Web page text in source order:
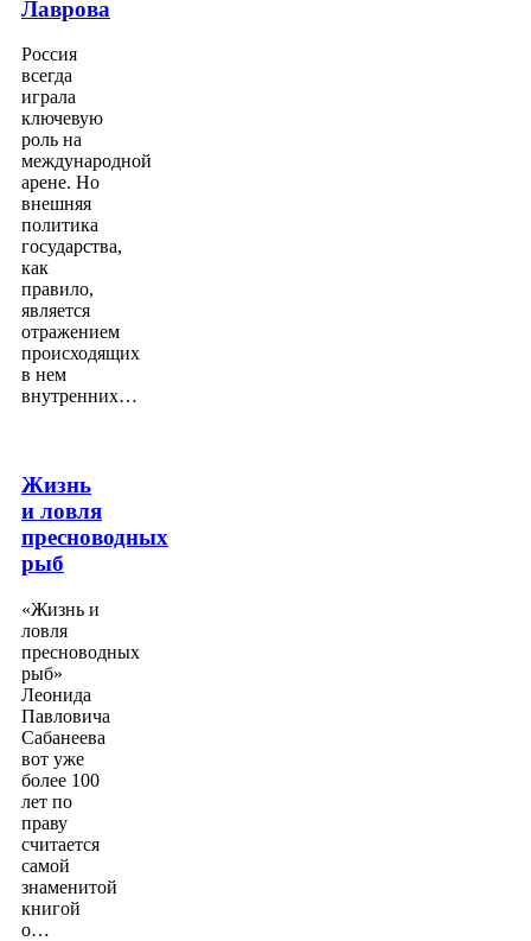
Лаврова
Россия
всегда
играла
ключевую
роль на
международной
арене. Но
внешняя
политика
государства,
как
правило,
является
отражением
происходящих
в нем
внутренних…
Жизнь
и ловля
пресноводных
рыб
«Жизнь и
ловля
пресноводных
рыб»
Леонида
Павловича
Сабанеева
вот уже
более 100
лет по
праву
считается
самой
знаменитой
книгой
о…